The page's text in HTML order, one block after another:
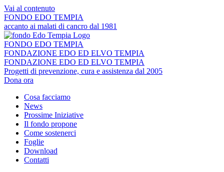
Vai al contenuto
FONDO EDO TEMPIA
accanto ai malati di cancro dal 1981
FONDO EDO TEMPIA
FONDAZIONE EDO ED ELVO TEMPIA
FONDAZIONE EDO ED ELVO TEMPIA
Progetti di prevenzione, cura e assistenza dal 2005
Dona ora
Cosa facciamo
News
Prossime Iniziative
Il fondo propone
Come sostenerci
Foglie
Download
Contatti